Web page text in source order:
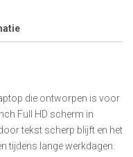
die ontworpen is voor
Full HD scherm in
tekst scherp blijft en het
tijdens lange werkdagen.